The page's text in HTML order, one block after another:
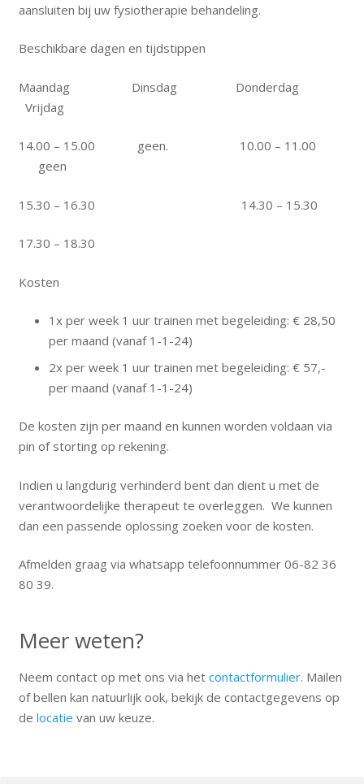
aansluiten bij uw fysiotherapie behandeling.
Beschikbare dagen en tijdstippen
Maandag Dinsdag Donderdag
Vrijdag
14.00 – 15.00 geen. 10.00 – 11.00
geen
15.30 – 16.30 14.30 – 15.30
17.30 – 18.30
Kosten
1x per week 1 uur trainen met begeleiding: € 28,50
per maand (vanaf 1-1-24)
2x per week 1 uur trainen met begeleiding: € 57,-
per maand (vanaf 1-1-24)
De kosten zijn per maand en kunnen worden voldaan via
pin of storting op rekening.
Indien u langdurig verhinderd bent dan dient u met de
verantwoordelijke therapeut te overleggen. We kunnen
dan een passende oplossing zoeken voor de kosten.
Afmelden graag via whatsapp telefoonnummer 06-82 36
80 39.
Meer weten?
Neem contact op met ons via het contactformulier. Mailen
of bellen kan natuurlijk ook, bekijk de contactgegevens op
de locatie van uw keuze.